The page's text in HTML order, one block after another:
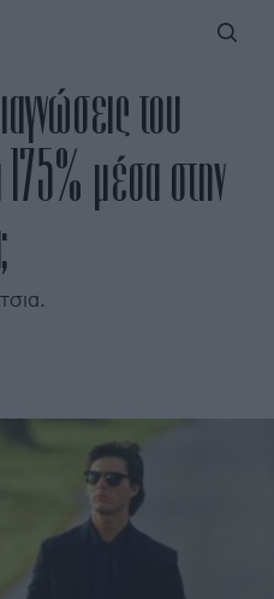
του
175% μέσα στην